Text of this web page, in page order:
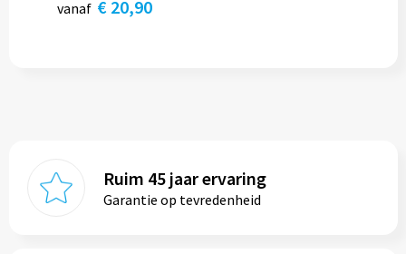
vanaf € 20,90
Ruim 45 jaar ervaring
Garantie op tevredenheid